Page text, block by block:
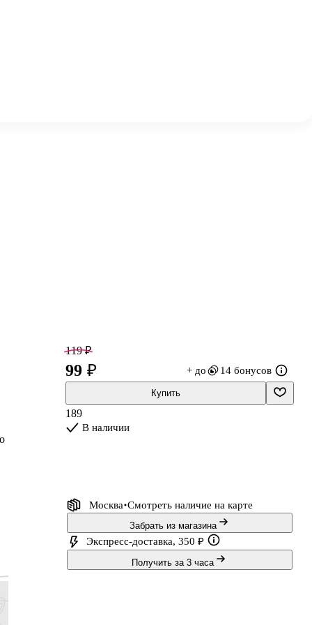
119 ₽
99 ₽ + до 14 бонусов
Купить
189
В наличии
Москва Смотреть наличие на карте
Забрать из магазина
Экспресс-доставка, 350 ₽
Получить за 3 часа